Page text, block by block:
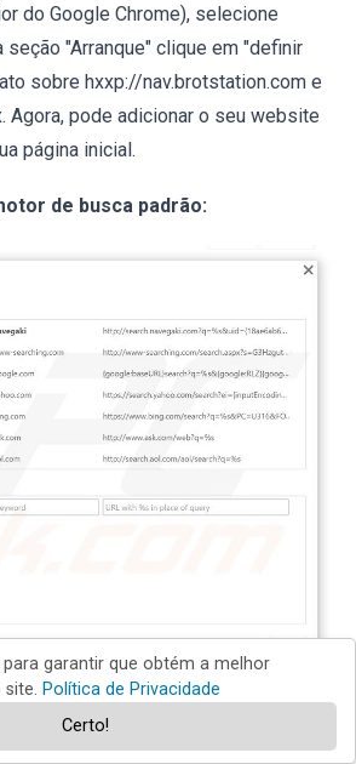
do Google Chrome), selecione
seção "Arranque" clique em "definir
sobre hxxp://nav.brotstation.com e
Agora, pode adicionar o seu website
página inicial.
de busca padrão:
motor de busca padrão no Google
garantir que obtém a melhor
site. Política de Privacidade
Certo!